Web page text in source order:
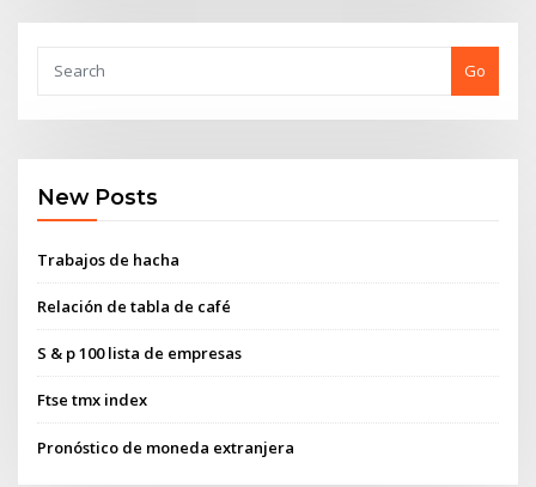
Go
New Posts
Trabajos de hacha
Relación de tabla de café
S & p 100 lista de empresas
Ftse tmx index
Pronóstico de moneda extranjera